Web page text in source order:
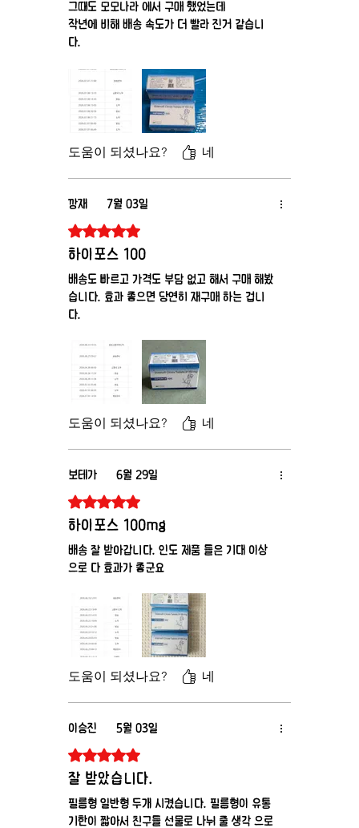
그때도 모모나라 에서 구매 했었는데
작년에 비해 배송 속도가 더 빨라 진거 같습니
다.
역시 빠르게 옵니다.
도움이 되셨나요? 네
깡재 7월 03일
별점 5점 중 5점을 주었습니다.
하이포스 100
배송도 빠르고 가격도 부담 없고 해서 구매 해봤
습니다. 효과 좋으면 당연히 재구매 하는 겁니
다.
도움이 되셨나요? 네
보테가 6월 29일
별점 5점 중 5점을 주었습니다.
하이포스 100mg
배송 잘 받아갑니다. 인도 제품 들은 기대 이상
으로 다 효과가 좋군요
도움이 되셨나요? 네
이승진 5월 03일
별점 5점 중 5점을 주었습니다.
잘 받았습니다.
필름형 일반형 두개 시켰습니다. 필름형이 유통
기한이 짧아서 친구들 선물로 나눠 줄 생각 으로